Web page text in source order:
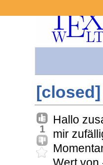
1
Hallo
mir